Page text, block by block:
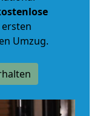
Umzug.